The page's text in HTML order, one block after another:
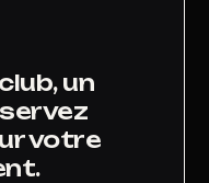
un
votre